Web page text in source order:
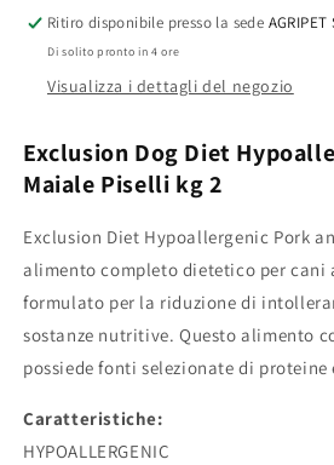
Maiale
2
Maiale
Piselli
2
Ritiro disponibile presso la sede AGRIPET
Di solito pronto in 4 ore
Visualizza i dettagli del negozio
Exclusion Dog Diet
Maiale Piselli kg 2
Exclusion Diet Hypoallergenic Pork
alimento completo dietetico per
formulato per la riduzione di
sostanze nutritive. Questo alimento
possiede fonti selezionate di
Caratteristiche:
HYPOALLERGENIC